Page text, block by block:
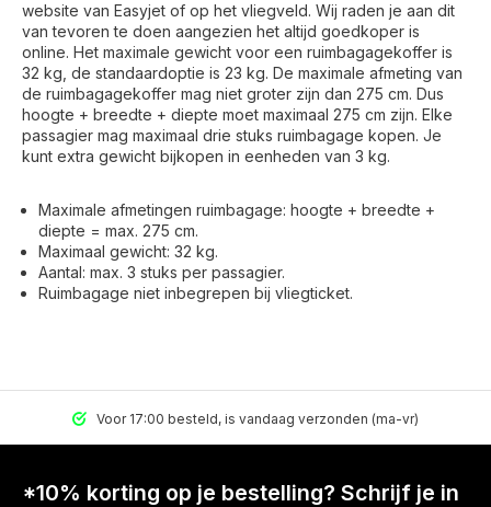
Voor 17:00 besteld, is vandaag verzonden (ma-vr)
website van Easyjet of op het vliegveld. Wij raden je aan dit
van tevoren te doen aangezien het altijd goedkoper is
online. Het maximale gewicht voor een ruimbagagekoffer is
32 kg, de standaardoptie is 23 kg. De maximale afmeting van
de ruimbagagekoffer mag niet groter zijn dan 275 cm. Dus
hoogte + breedte + diepte moet maximaal 275 cm zijn. Elke
passagier mag maximaal drie stuks ruimbagage kopen. Je
kunt extra gewicht bijkopen in eenheden van 3 kg.
Maximale afmetingen ruimbagage: hoogte + breedte +
diepte = max. 275 cm.
Maximaal gewicht: 32 kg.
Aantal: max. 3 stuks per passagier.
Ruimbagage niet inbegrepen bij vliegticket.
Voor 17:00 besteld, is vandaag verzonden (ma-vr)
*10% korting op je bestelling? Schrijf je in